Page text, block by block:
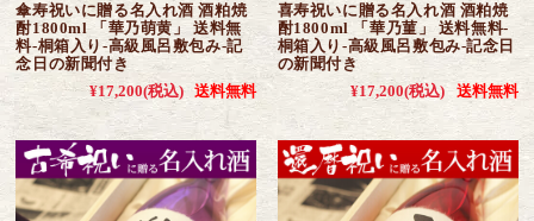
傘寿祝いに贈る名入れ酒 酒粕焼
酎1800ml 「華乃萌黄」 送料無
料-桐箱入り-高級風呂敷包み-記
念日の新聞付き
¥17,200(税込) 送料無料
喜寿祝いに贈る名入れ酒 酒粕焼
酎1800ml 「華乃菫」 送料無料-
桐箱入り-高級風呂敷包み-記念日
の新聞付き
¥17,200(税込) 送料無料